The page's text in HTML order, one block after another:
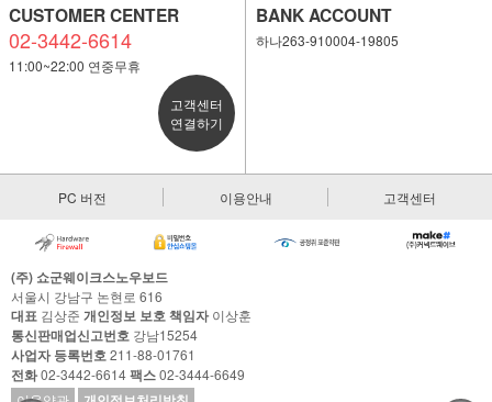
CUSTOMER CENTER
02-3442-6614
11:00~22:00 연중무휴
고객센터
연결하기
BANK ACCOUNT
하나263-910004-19805
PC 버전 이용안내 고객센터
(주) 쇼군웨이크스노우보드
서울시 강남구 논현로 616
대표 김상준 개인정보 보호 책임자이상훈
통신판매업신고번호 강남15254
사업자 등록번호211-88-01761
전화02-3442-6614팩스02-3444-6649